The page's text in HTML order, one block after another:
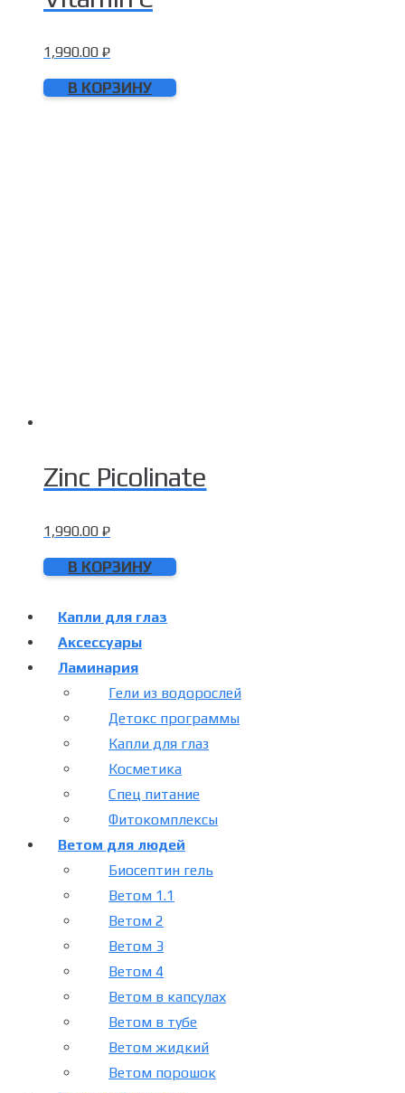
1,990.00 ₽
В КОРЗИНУ
Zinc Picolinate
1,990.00 ₽
В КОРЗИНУ
Капли для глаз
Аксессуары
Ламинария
Гели из водорослей
Детокс программы
Капли для глаз
Косметика
Спец питание
Фитокомплексы
Ветом для людей
Биосептин гель
Ветом 1.1
Ветом 2
Ветом 3
Ветом 4
Ветом в капсулах
Ветом в тубе
Ветом жидкий
Ветом порошок